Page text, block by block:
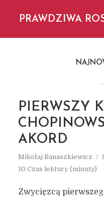
PRAWDZIWA
PIERWSZY
AKORD
Mikołaj Banaszkiewicz
10 Czas lektury (minuty)
Zwycięzcą